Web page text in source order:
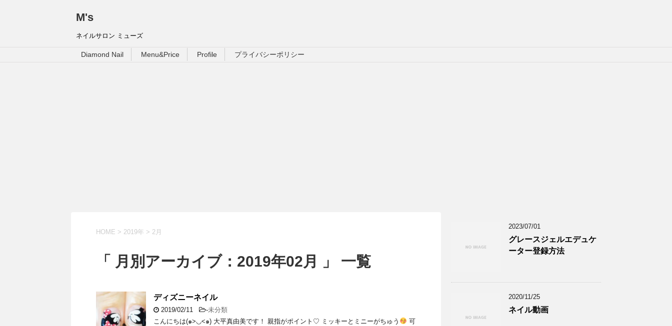
M's
ネイルサロン ミューズ
Diamond Nail Menu&Price Profile プライバシーポリシー
HOME > 2019年 > 2月
「 月別アーカイブ：2019年02月 」 一覧
ディズニーネイル
2019/02/11 -未分類
こんにちは(๑>◡<๑) 大平真由美です！ 親指がポイント♡ ミッキーとミニーがちゅう
可
2023/07/01
グレースジェルエデュケ
ーター登録方法
2020/11/25
ネイル動画